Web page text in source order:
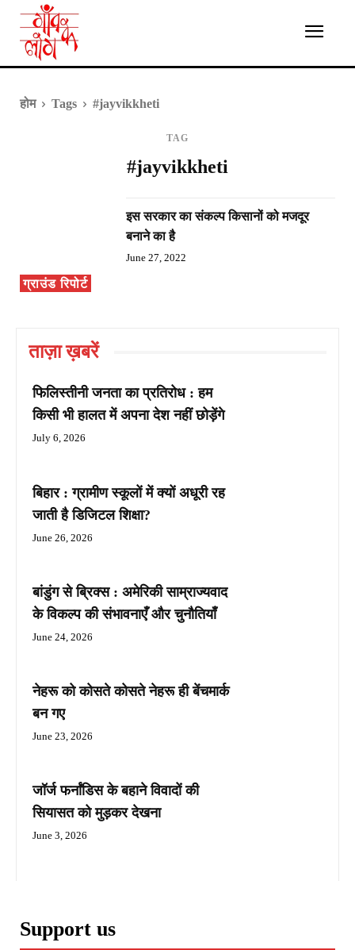
होम Tags #jayvikkheti
TAG
#jayvikkheti
ग्राउंड रिपोर्ट
इस सरकार का संकल्प किसानों को मजदूर
बनाने का है
June 27, 2022
ताज़ा ख़बरें
फिलिस्तीनी जनता का प्रतिरोध : हम
किसी भी हालत में अपना देश नहीं छोड़ेंगे
July 6, 2026
बिहार : ग्रामीण स्कूलों में क्यों अधूरी रह
जाती है डिजिटल शिक्षा?
June 26, 2026
बांडुंग से ब्रिक्स : अमेरिकी साम्राज्यवाद
के विकल्प की संभावनाएँ और चुनौतियाँ
June 24, 2026
नेहरू को कोसते कोसते नेहरू ही बेंचमार्क
बन गए
June 23, 2026
जॉर्ज फर्नांडिस के बहाने विवादों की
सियासत को मुड़कर देखना
June 3, 2026
Support us